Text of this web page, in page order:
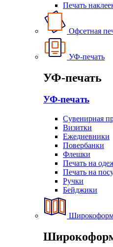
Печать
Офсетная
УФ-печать
УФ-печать
УФ-печать
Сувенирная
Визитки
Ежедневники
Повербанки
Флешки
Печать на
Печать на
Ручки
Бейджики